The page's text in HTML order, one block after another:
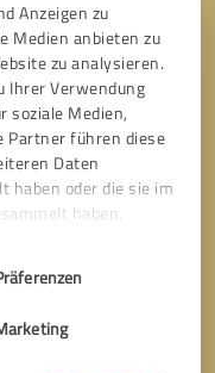
Anzeigen zu
Medien anbieten zu
zu analysieren.
Ihrer Verwendung
soziale Medien,
Partner führen diese
Daten
haben oder die sie im
haben.